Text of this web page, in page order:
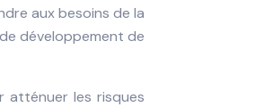
aux besoins de la
développement de
atténuer les risques